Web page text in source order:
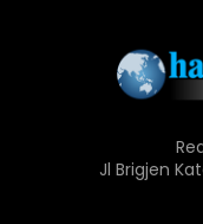
Jl Brigjen